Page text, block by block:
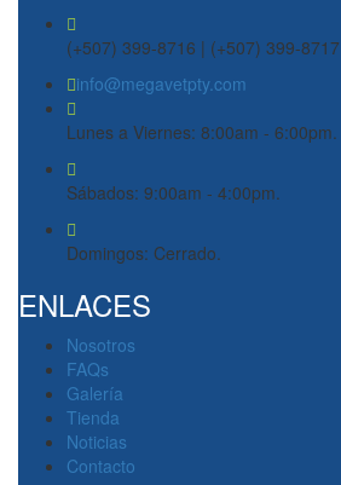
(+507) 399-8716 | (+507) 399-8717
info@megavetpty.com
Lunes a Viernes: 8:00am - 6:00pm.
Sábados: 9:00am - 4:00pm.
Domingos: Cerrado.
ENLACES
Nosotros
FAQs
Galería
Tienda
Noticias
Contacto